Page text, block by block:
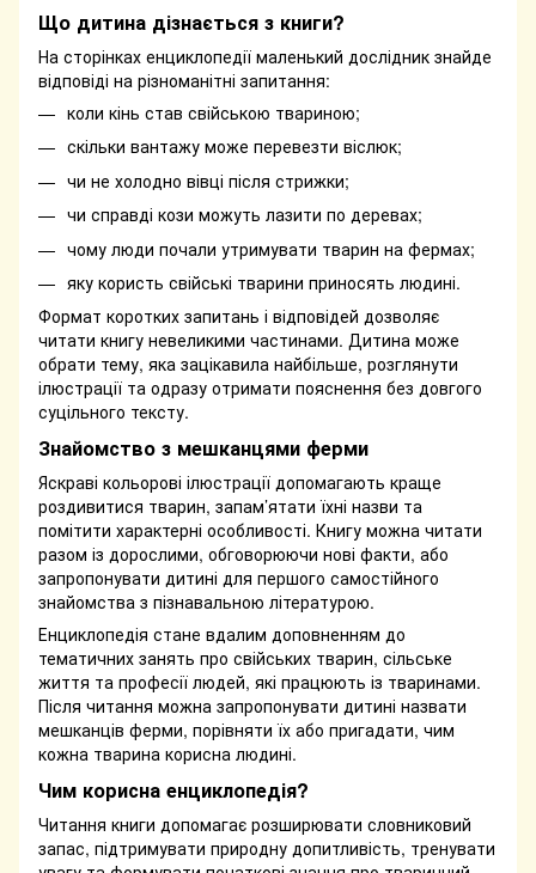
Що дитина дізнається з книги?
На сторінках енциклопедії маленький дослідник знайде
відповіді на різноманітні запитання:
коли кінь став свійською твариною;
скільки вантажу може перевезти віслюк;
чи не холодно вівці після стрижки;
чи справді кози можуть лазити по деревах;
чому люди почали утримувати тварин на фермах;
яку користь свійські тварини приносять людині.
Формат коротких запитань і відповідей дозволяє
читати книгу невеликими частинами. Дитина може
обрати тему, яка зацікавила найбільше, розглянути
ілюстрації та одразу отримати пояснення без довгого
суцільного тексту.
Знайомство з мешканцями ферми
Яскраві кольорові ілюстрації допомагають краще
роздивитися тварин, запам’ятати їхні назви та
помітити характерні особливості. Книгу можна читати
разом із дорослими, обговорюючи нові факти, або
запропонувати дитині для першого самостійного
знайомства з пізнавальною літературою.
Енциклопедія стане вдалим доповненням до
тематичних занять про свійських тварин, сільське
життя та професії людей, які працюють із тваринами.
Після читання можна запропонувати дитині назвати
мешканців ферми, порівняти їх або пригадати, чим
кожна тварина корисна людині.
Чим корисна енциклопедія?
Читання книги допомагає розширювати словниковий
запас, підтримувати природну допитливість, тренувати